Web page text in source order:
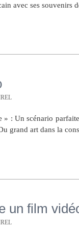
avec ses souvenirs
: Un scénario
grand art dans la
un film